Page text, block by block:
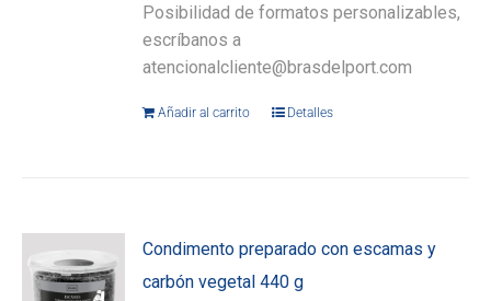
Posibilidad de formatos personalizables,
escríbanos a
atencionalcliente@brasdelport.com
Añadir al carrito Detalles
Condimento preparado con escamas y
carbón vegetal 440 g